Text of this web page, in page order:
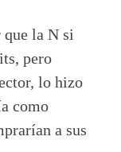
que la N si
pero
lo hizo
como
a sus